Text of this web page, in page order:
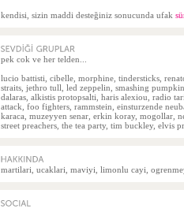
kendisi, sizin maddi desteğiniz sonucunda ufak
pek cok ve her telden...
lucio battisti, cibelle, morphine, tindersticks,
straits, jethro tull, led zeppelin, smashing
dalaras, alkistis protopsalti, haris alexiou, radio
attack, foo fighters, rammstein, einsturzende
karaca, muzeyyen senar, erkin koray, mogollar,
street preachers, the tea party, tim buckley, elvis
martilari, ucaklari, maviyi, limonlu cayi,